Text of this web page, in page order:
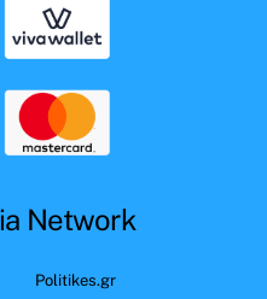
Network
Politikes.gr